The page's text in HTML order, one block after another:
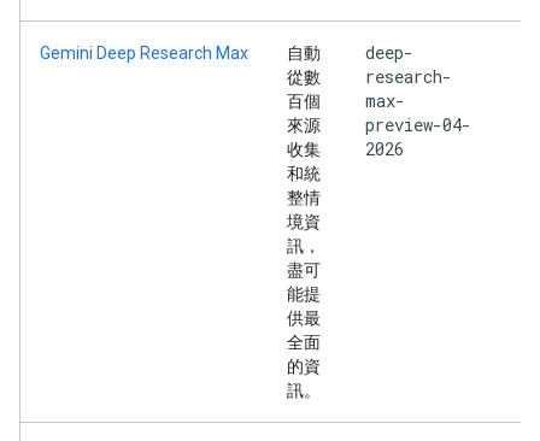
Gemini Deep Research Max
自動
從數
百個
來源
收集
和統
整情
境資
訊，
盡可
能提
供最
全面
的資
訊。
deep-
research-
max-
preview-04-
2026